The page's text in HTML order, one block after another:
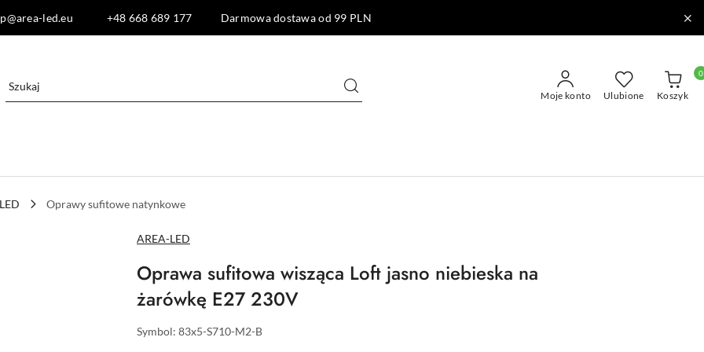
led.eu +48 668 689 177 Darmowa dostawa od 99 PLN
Moje konto Ulubione Koszyk
0
Oprawy sufitowe natynkowe
NAZWA
PRODUCENTA:
AREA-LED
Oprawa sufitowa wisząca Loft jasno niebieska na
żarówkę E27 230V
Symbol: 83x5-S710-M2-B